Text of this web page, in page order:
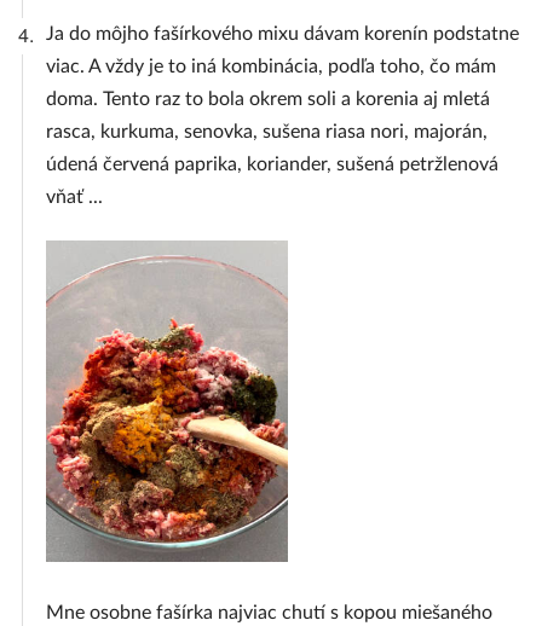
4.
Ja do môjho fašírkového mixu dávam korenín podstatne
viac. A vždy je to iná kombinácia, podľa toho, čo mám
doma. Tento raz to bola okrem soli a korenia aj mletá
rasca, kurkuma, senovka, sušena riasa nori, majorán,
údená červená paprika, koriander, sušená petržlenová
vňať ...
Mne osobne fašírka najviac chutí s kopou miešaného